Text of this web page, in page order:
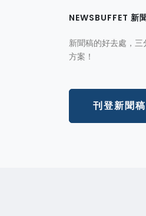
NEWSBUFFET 新
新聞稿的好去處，
方案！
刊登新聞稿